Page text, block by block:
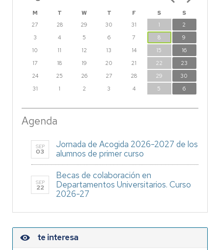
M T W T F S
S
27
28 29 30 31 1
2
3
4 5 6 7 8
9
10
11 12 13 14 15
16
17
18 19 20 21 22
23
24
25 26 27 28 29
30
31
1 2 3 4 5 6
Agenda
SEP
03
Jornada de Acogida 2026-2027 de los
alumnos de primer curso
SEP
22
Becas de colaboración en
Departamentos Universitarios. Curso
2026-27
te interesa